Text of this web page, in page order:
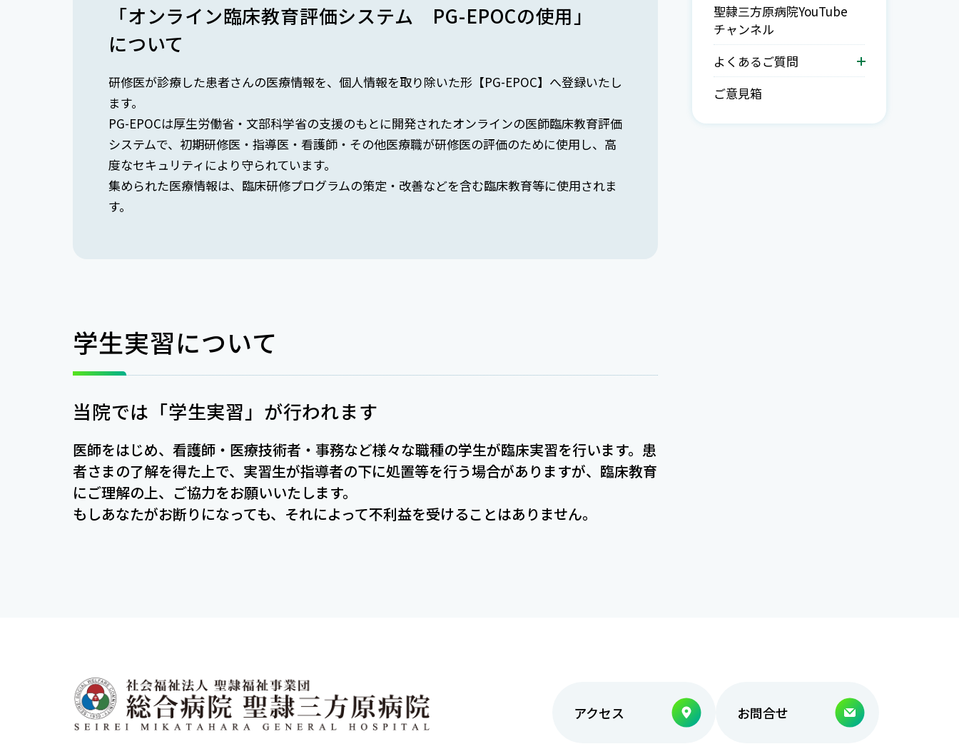
「オンライン臨床教育評価システム PG-EPOCの使用」
について
研修医が診療した患者さんの医療情報を、個人情報を取り除いた形【PG-EPOC】へ登録いたし
ます。
PG-EPOCは厚生労働省・文部科学省の支援のもとに開発されたオンラインの医師臨床教育評価
システムで、初期研修医・指導医・看護師・その他医療職が研修医の評価のために使用し、高
度なセキュリティにより守られています。
集められた医療情報は、臨床研修プログラムの策定・改善などを含む臨床教育等に使用されま
す。
学生実習について
当院では「学生実習」が行われます
医師をはじめ、看護師・医療技術者・事務など様々な職種の学生が臨床実習を行います。患
者さまの了解を得た上で、実習生が指導者の下に処置等を行う場合がありますが、臨床教育
にご理解の上、ご協力をお願いいたします。
もしあなたがお断りになっても、それによって不利益を受けることはありません。
聖隷三方原病院YouTube
チャンネル
よくあるご質問
ご意見箱
アクセス お問合せ